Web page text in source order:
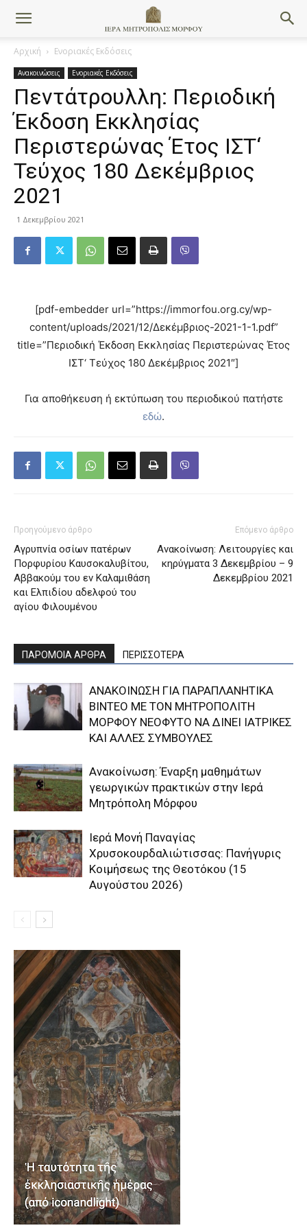
Αρχική Ενοριακές Εκδόσεις
Ανακοινώσεις Ενοριακές Εκδόσεις
Πεντάτρουλλη: Περιοδική
Έκδοση Εκκλησίας
Περιστερώνας Έτος ΙΣΤ‘
Τεύχος 180 Δεκέμβριος
2021
1 Δεκεμβρίου 2021
[pdf-embedder url=”https://immorfou.org.cy/wp-
content/uploads/2021/12/Δεκέμβριος-2021-1-1.pdf”
title=”Περιοδική Έκδοση Εκκλησίας Περιστερώνας Έτος
ΙΣΤ‘ Τεύχος 180 Δεκέμβριος 2021″]
Για αποθήκευση ή εκτύπωση του περιοδικού πατήστε
εδώ.
Προηγούμενο άρθρο
Αγρυπνία οσίων πατέρων
Πορφυρίου Καυσοκαλυβίτου,
Αββακούμ του εν Καλαμιθάση
και Ελπιδίου αδελφού του
αγίου Φιλουμένου
Επόμενο άρθρο
Ανακοίνωση: Λειτουργίες και
κηρύγματα 3 Δεκεμβρίου – 9
Δεκεμβρίου 2021
ΠΑΡΟΜΟΙΑ ΑΡΘΡΑ ΠΕΡΙΣΣΟΤΕΡΑ
ΑΝΑΚΟΙΝΩΣΗ ΓΙΑ ΠΑΡΑΠΛΑΝΗΤΙΚΑ
ΒΙΝΤΕΟ ΜΕ ΤΟΝ ΜΗΤΡΟΠΟΛΙΤΗ
ΜΟΡΦΟΥ ΝΕΟΦΥΤΟ ΝΑ ΔΙΝΕΙ ΙΑΤΡΙΚΕΣ
ΚΑΙ ΑΛΛΕΣ ΣΥΜΒΟΥΛΕΣ
Ανακοίνωση: Έναρξη μαθημάτων
γεωργικών πρακτικών στην Ιερά
Μητρόπολη Μόρφου
Ιερά Μονή Παναγίας
Χρυσοκουρδαλιώτισσας: Πανήγυρις
Κοιμήσεως της Θεοτόκου (15
Αυγούστου 2026)